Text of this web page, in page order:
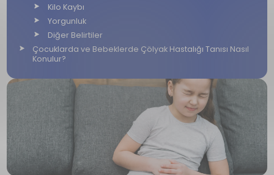
Kilo Kaybı
Yorgunluk
Diğer Belirtiler
Çocuklarda ve Bebeklerde Çölyak Hastalığı Tanısı Nasıl
Konulur?